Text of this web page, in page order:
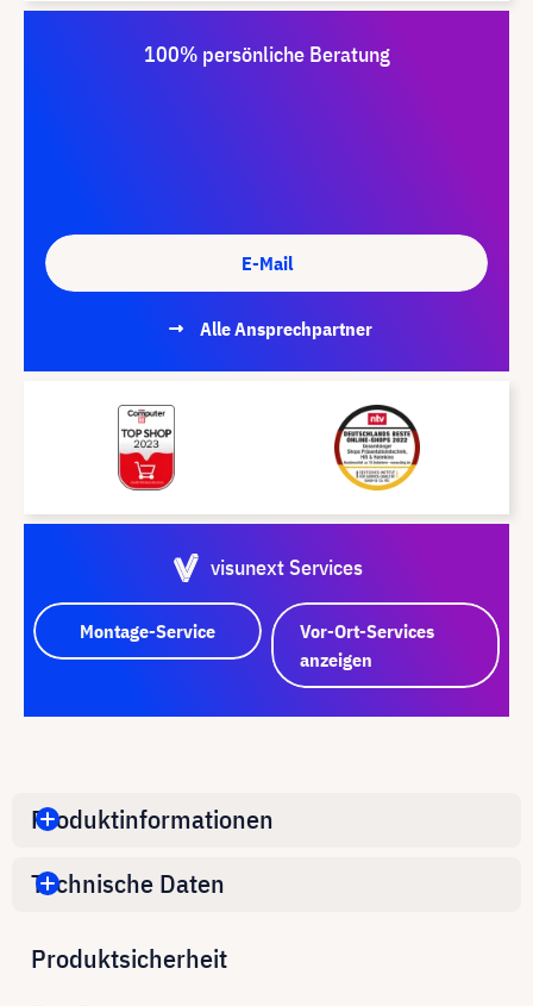
100% persönliche Beratung
E-Mail
Alle Ansprechpartner
visunext Services
Montage-Service
Vor-Ort-Services
anzeigen
Produktinformationen
Technische Daten
Produktsicherheit